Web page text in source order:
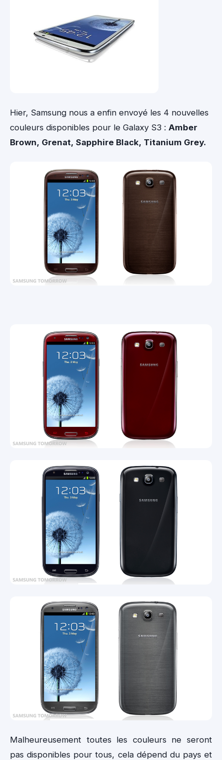
Hier, Samsung nous a enfin envoyé les 4 nouvelles
couleurs disponibles pour le Galaxy S3 : Amber
Brown, Grenat, Sapphire Black, Titanium Grey.
Malheureusement toutes les couleurs ne seront
pas disponibles pour tous, cela dépend du pays et